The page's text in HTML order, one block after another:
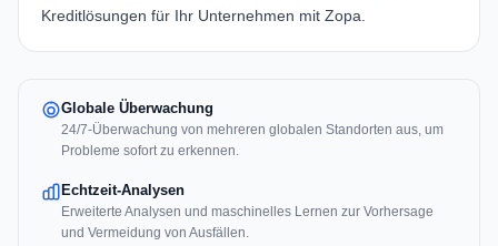
Kreditlösungen für Ihr Unternehmen mit Zopa.
Globale Überwachung
24/7-Überwachung von mehreren globalen Standorten aus, um
Probleme sofort zu erkennen.
Echtzeit-Analysen
Erweiterte Analysen und maschinelles Lernen zur Vorhersage
und Vermeidung von Ausfällen.